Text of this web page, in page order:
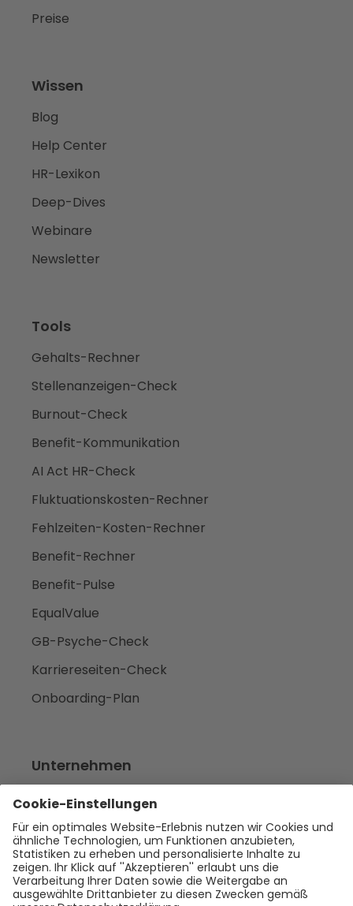
Preise
Wissen
Blog
Help Center
HR-Lexikon
Deep-Dives
Webinare
Newsletter
Tools
Gehalts-Rechner
Stellenanzeigen-Check
Burnout-Check
Benefit-Kommunikation
AI Act HR-Check
Fluktuationskosten-Rechner
Fehlzeiten-Kosten-Rechner
Benefit-Rechner
Benefit-Pulse
EqualValue
GB-Psyche-Check
Karriereseiten-Check
Onboarding-Plan
Unternehmen
Empfehlen
Über uns
Presse
Karriere